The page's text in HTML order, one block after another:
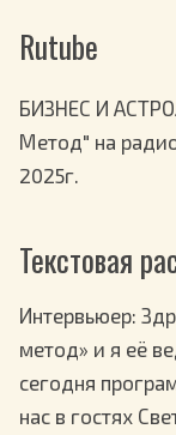
Rutube
БИЗНЕС И
Метод" на
2025г.
Текстовая
Интервьюер:
метод» и я её
сегодня
нас в гостях